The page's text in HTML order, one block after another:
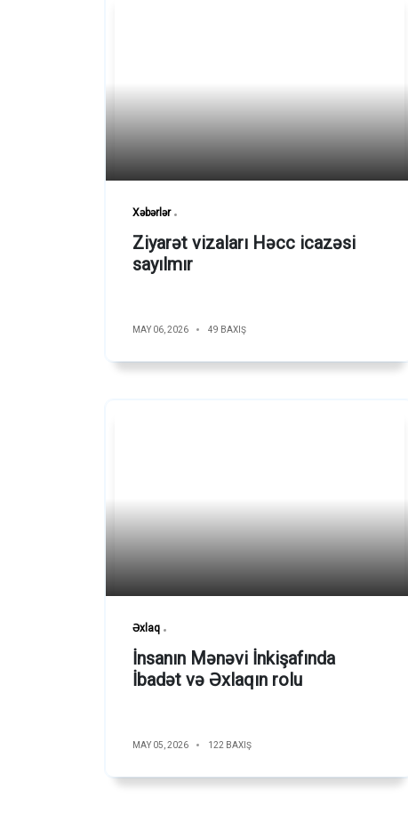
Xəbərlər
Ziyarət vizaları Həcc icazəsi
sayılmır
MAY 06, 2026 49 BAXIŞ
Əxlaq
İnsanın Mənəvi İnkişafında
İbadət və Əxlaqın rolu
MAY 05, 2026 122 BAXIŞ